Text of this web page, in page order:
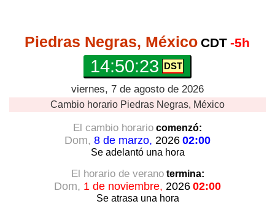
Piedras Negras, México CDT -5h
14:50:23
viernes, 7 de agosto de 2026
Cambio horario Piedras Negras, México
El cambio horario comenzó:
Dom, 8 de marzo, 2026 02:00
Se adelantó una hora
El horario de veranotermina:
Dom, 1 de noviembre, 2026 02:00
Se atrasa una hora